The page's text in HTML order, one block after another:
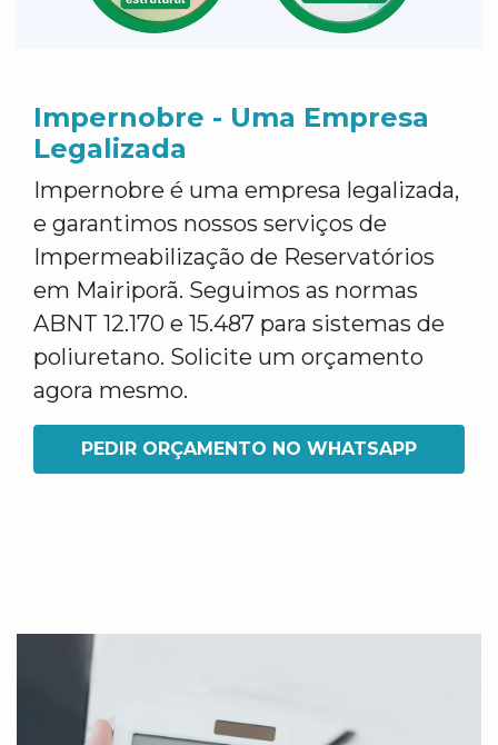
Impernobre - Uma Empresa
Legalizada
Impernobre é uma empresa legalizada,
e garantimos nossos serviços de
Impermeabilização de Reservatórios
em Mairiporã. Seguimos as normas
ABNT 12.170 e 15.487 para sistemas de
poliuretano. Solicite um orçamento
agora mesmo.
PEDIR ORÇAMENTO NO WHATSAPP